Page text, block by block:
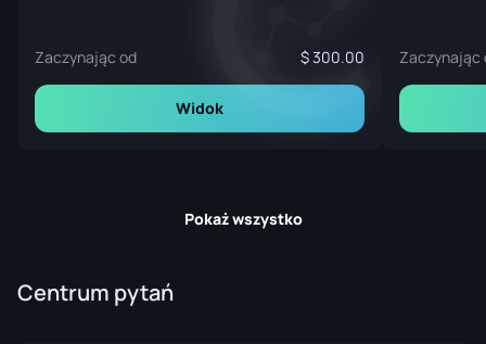
Zaczynając od 300.00
Widok
Zaczynając
Pokaż wszystko
Centrum pytań